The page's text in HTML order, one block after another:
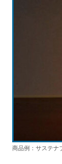
商品例：サステナ